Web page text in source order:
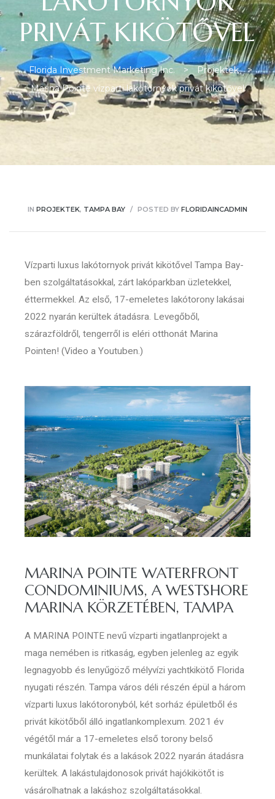
PRIVÁT KIKÖTŐVEL
Florida Investment Marketing Inc. > Projektek >
Marina Pointe vízparti lakótornyok privát kikötővel
IN PROJEKTEK, TAMPA BAY POSTED BY FLORIDAINCADMIN
Vízparti luxus lakótornyok privát kikötővel Tampa Bay-
ben szolgáltatásokkal, zárt lakóparkban üzletekkel,
éttermekkel. Az első, 17-emeletes lakótorony lakásai
2022 nyarán kerültek átadásra. Levegőből,
szárazföldről, tengerről is eléri otthonát Marina
Pointen! (Video a Youtuben.)
MARINA POINTE WATERFRONT
CONDOMINIUMS, A WESTSHORE
MARINA KÖRZETÉBEN, TAMPA
A MARINA POINTE nevű vízparti ingatlanprojekt a
maga nemében is ritkaság, egyben jelenleg az egyik
legnagyobb és lenyűgöző mélyvízi yachtkikötő Florida
nyugati részén. Tampa város déli részén épül a három
vízparti luxus lakótoronyból, két sorház épületből és
privát kikötőből álló ingatlankomplexum. 2021 év
végétől már a 17-emeletes első torony belső
munkálatai folytak és a lakások 2022 nyarán átadásra
kerültek. A lakástulajdonosok privát hajókikötőt is
vásárolhatnak a lakáshoz szolgáltatásokkal.